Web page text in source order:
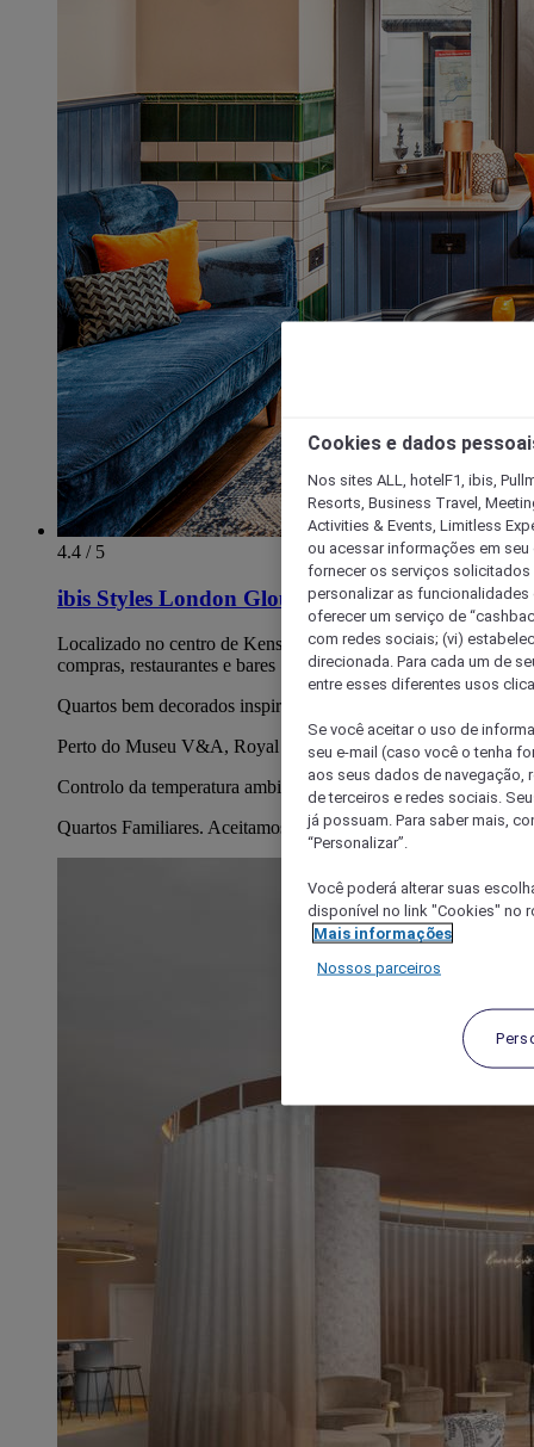
4.4 / 5
ibis Styles London Gloucester Road
Localizado no centro de Kensington - fantástico para
compras, restaurantes e bares
Quartos bem decorados inspirados no metro de Londres
Perto do Museu V&A, Royal Albert Hall e do Hyde Park
Controlo da temperatura ambiente para um maior conforto
Quartos Familiares. Aceitamos animais de estimação
Cookies e dados
Nos sites ALL, hotelF1, ibis,
Resorts, Business Travel,
Activities & Events, Limitless
ou acessar informações em
fornecer os serviços solicitados
personalizar as
oferecer um serviço de
com redes sociais; (vi)
direcionada. Para cada um de
entre esses diferentes usos
Se você aceitar o uso de
seu e-mail (caso você o tenha
aos seus dados de navegação,
de terceiros e redes sociais.
já possuam. Para saber mais,
“Personalizar”.
Você poderá alterar suas
disponível no link "Cookies" no
Mais informações
Nossos parceiros